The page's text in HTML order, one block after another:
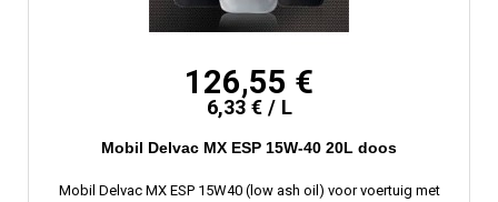
126,55 €
6,33 € / L
Mobil Delvac MX ESP 15W-40 20L doos
Mobil Delvac MX ESP 15W40 (low ash oil) voor voertuig met